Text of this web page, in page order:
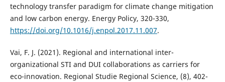
technology transfer paradigm for climate change mitigation
and low carbon energy. Energy Policy, 320-330,
https://doi.org/10.1016/j.enpol.2017.11.007.
Vai, F. J. (2021). Regional and international inter-
organizational STI and DUI collaborations as carriers for
eco-innovation. Regional Studie Regional Science, (8), 402-